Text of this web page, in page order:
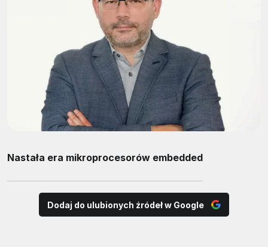
Nastała era mikroprocesorów embedded
Dodaj do ulubionych źródeł w Google